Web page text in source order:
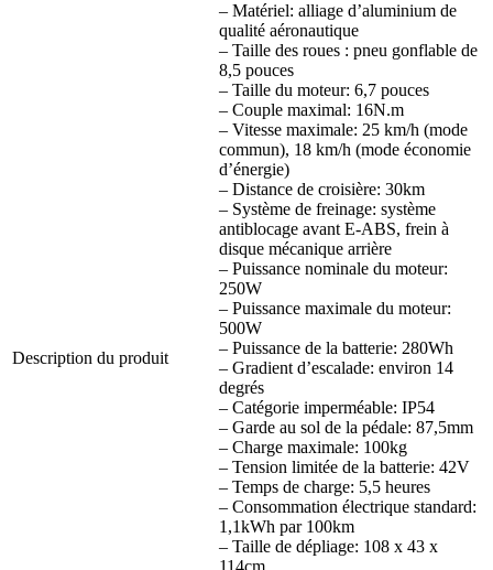
Description du produit
– Matériel: alliage d’aluminium de
qualité aéronautique
– Taille des roues : pneu gonflable de
8,5 pouces
– Taille du moteur: 6,7 pouces
– Couple maximal: 16N.m
– Vitesse maximale: 25 km/h (mode
commun), 18 km/h (mode économie
d’énergie)
– Distance de croisière: 30km
– Système de freinage: système
antiblocage avant E-ABS, frein à
disque mécanique arrière
– Puissance nominale du moteur:
250W
– Puissance maximale du moteur:
500W
– Puissance de la batterie: 280Wh
– Gradient d’escalade: environ 14
degrés
– Catégorie imperméable: IP54
– Garde au sol de la pédale: 87,5mm
– Charge maximale: 100kg
– Tension limitée de la batterie: 42V
– Temps de charge: 5,5 heures
– Consommation électrique standard:
1,1kWh par 100km
– Taille de dépliage: 108 x 43 x